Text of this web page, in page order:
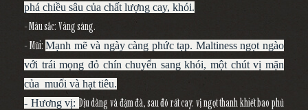
phá chiều sâu của chất lượng cay, khói.
- Màu sắc: Vàng sáng.
- Mũi:Mạnh mẽ và ngày càng phức tạp. Maltiness ngọt ngào
với trái mọng đỏ chín chuyển sang khói, một chút vị mặn
của muối và hạt tiêu.
- Hương vị: Dịu dàng và đậm đà, sau đó rất cay: vị ngọt thanh khiết bao phủ